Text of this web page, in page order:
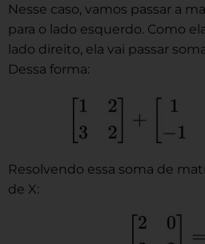
Nesse caso, vamos passar a
para o lado esquerdo. Como
lado direito, ela vai passar
Dessa forma:
Resolvendo essa soma de
de X: